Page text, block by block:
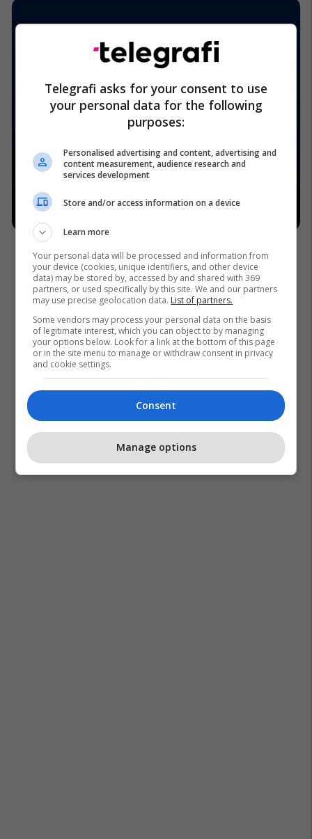
Telegrafi asks for your consent to use
your personal data for the following
purposes:
Personalised advertising and content, advertising and
content measurement, audience research and
services development
Store and/or access information on a device
Learn more
Your personal data will be processed and information from
your device (cookies, unique identifiers, and other device
data) may be stored by, accessed by and shared with 369
partners, or used specifically by this site. We and our partners
may use precise geolocation data. List of partners.
Some vendors may process your personal data on the basis
of legitimate interest, which you can object to by managing
your options below. Look for a link at the bottom of this page
or in the site menu to manage or withdraw consent in privacy
and cookie settings.
Consent
Manage options